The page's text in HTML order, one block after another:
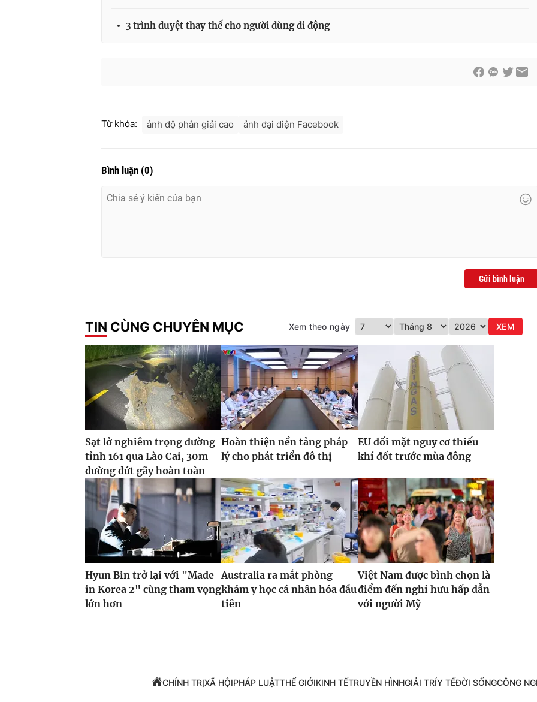
3 trình duyệt thay thế cho người dùng di động
Từ khóa: ảnh độ phân giải cao ảnh đại diện Facebook
Bình luận (0)
Gửi bình luận
TIN CÙNG CHUYÊN MỤC Xem theo ngày XEM
Sạt lở nghiêm trọng đường
tỉnh 161 qua Lào Cai, 30m
đường đứt gãy hoàn toàn
Hoàn thiện nền tảng pháp
lý cho phát triển đô thị
EU đối mặt nguy cơ thiếu
khí đốt trước mùa đông
Hyun Bin trở lại với "Made
in Korea 2" cùng tham vọng
lớn hơn
Australia ra mắt phòng
khám y học cá nhân hóa đầu
tiên
Việt Nam được bình chọn là
điểm đến nghỉ hưu hấp dẫn
với người Mỹ
CHÍNH TRỊXÃ HỘIPHÁP LUẬTTHẾ GIỚIKINH TẾTRUYỀN HÌNHGIẢI TRÍY TẾĐỜI SỐNGCÔNG